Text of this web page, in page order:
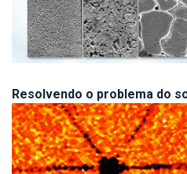
Resolvendo o problema do